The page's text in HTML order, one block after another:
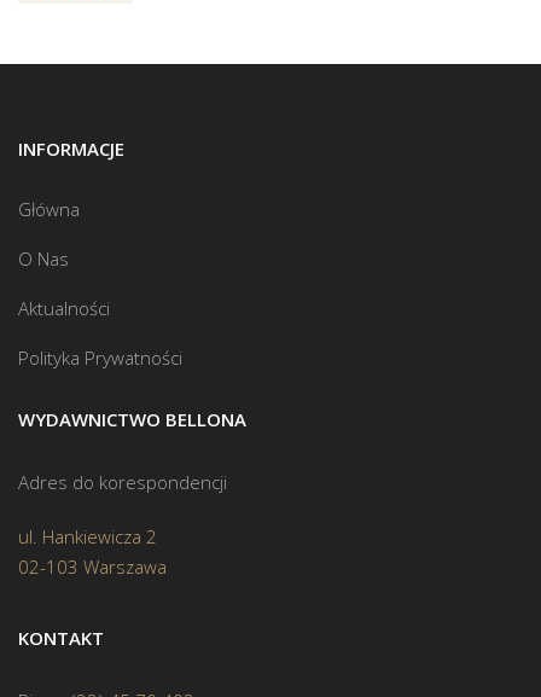
INFORMACJE
Główna
O Nas
Aktualności
Polityka Prywatności
WYDAWNICTWO BELLONA
Adres do korespondencji
ul. Hankiewicza 2
02-103 Warszawa
KONTAKT